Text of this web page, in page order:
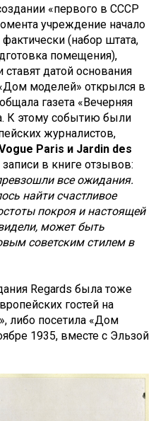
«первого в СССР
учреждение начало
(набор штата,
помещения),
датой основания
моделей» открылся в
газета «Вечерняя
К этому событию были
журналистов,
Paris и Jardin des
в книге отзывов:
все ожидания.
найти счастливое
покроя и настоящей
может быть
советским стилем в
Regards была тоже
гостей на
либо посетила «Дом
1935, вместе с Эльзой